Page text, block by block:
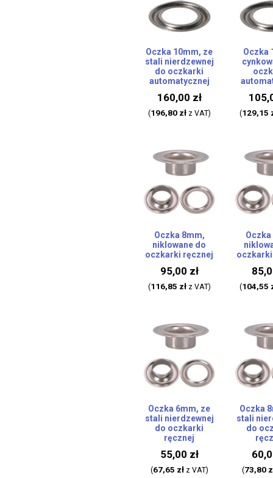
Oczka 10mm, ze
stali nierdzewnej
do oczkarki
automatycznej
160,00 zł
(196,80 złz VAT)
Oczka
(129,15
Oczka 8mm,
niklowane do
oczkarki ręcznej
95,00 zł
(116,85 złz VAT) (104,55
Oczka 6mm, ze
stali nierdzewnej
do oczkarki
ręcznej
55,00 zł
(67,65 złz VAT)
Oczka
stali
do
(73,80